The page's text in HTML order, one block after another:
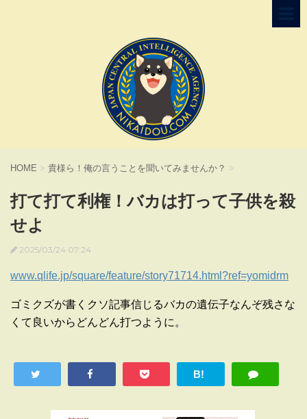
HOME > 貴様ら！俺の言うことを聞いてみませんか？ >
打て打て利権！バカは打って子供を殺
せよ
2025/03/24 07:24
www.qlife.jp/square/feature/story71714.html?ref=yomidrm
ゴミクズが書くクソ記事信じるバカの遺伝子なんぞ残さな
くて良いからどんどん打つように。
B!